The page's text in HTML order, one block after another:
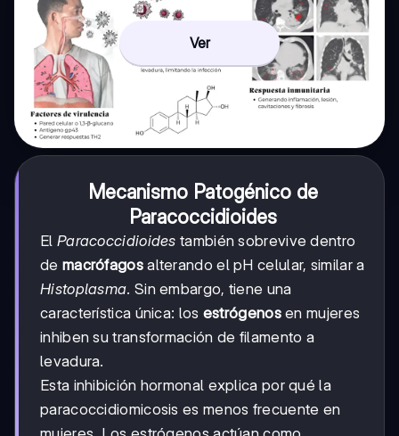
Ver
Mecanismo Patogénico de
Paracoccidioides
El Paracoccidioides también sobrevive dentro
de macrófagosalterando el pH celular, similar a
Histoplasma. Sin embargo, tiene una
característica única: los estrógenosen mujeres
inhiben su transformación de filamento a
levadura.
Esta inhibición hormonal explica por qué la
paracoccidiomicosis es menos frecuente en